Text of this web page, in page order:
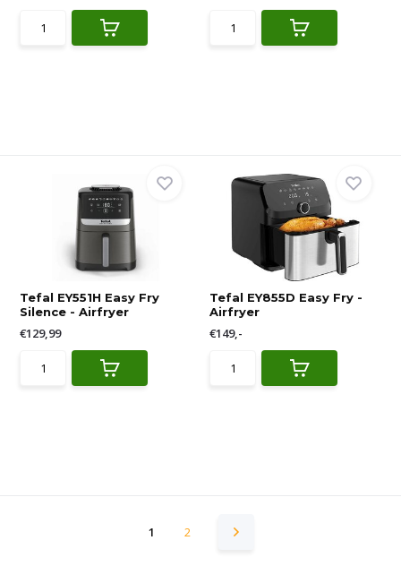
Tefal EY551H Easy Fry
Silence - Airfryer
€129,99
Tefal EY855D Easy Fry -
Airfryer
€149,-
1 2